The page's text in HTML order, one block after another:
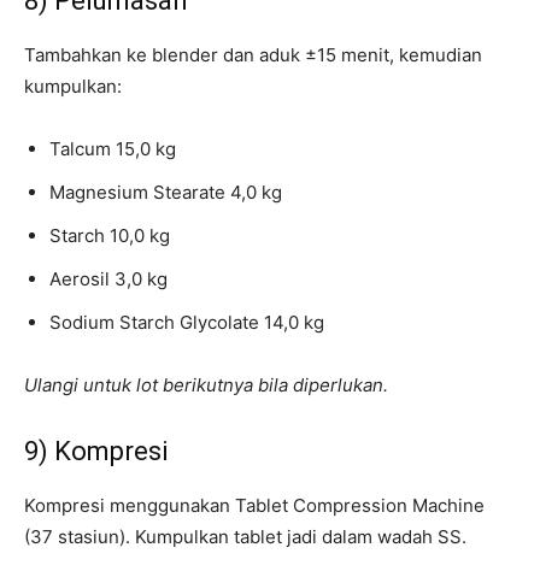
Tambahkan ke blender dan aduk ±15 menit, kemudian
kumpulkan:
Talcum 15,0 kg
Magnesium Stearate 4,0 kg
Starch 10,0 kg
Aerosil 3,0 kg
Sodium Starch Glycolate 14,0 kg
Ulangi untuk lot berikutnya bila diperlukan.
9) Kompresi
Kompresi menggunakan Tablet Compression Machine
(37 stasiun). Kumpulkan tablet jadi dalam wadah SS.